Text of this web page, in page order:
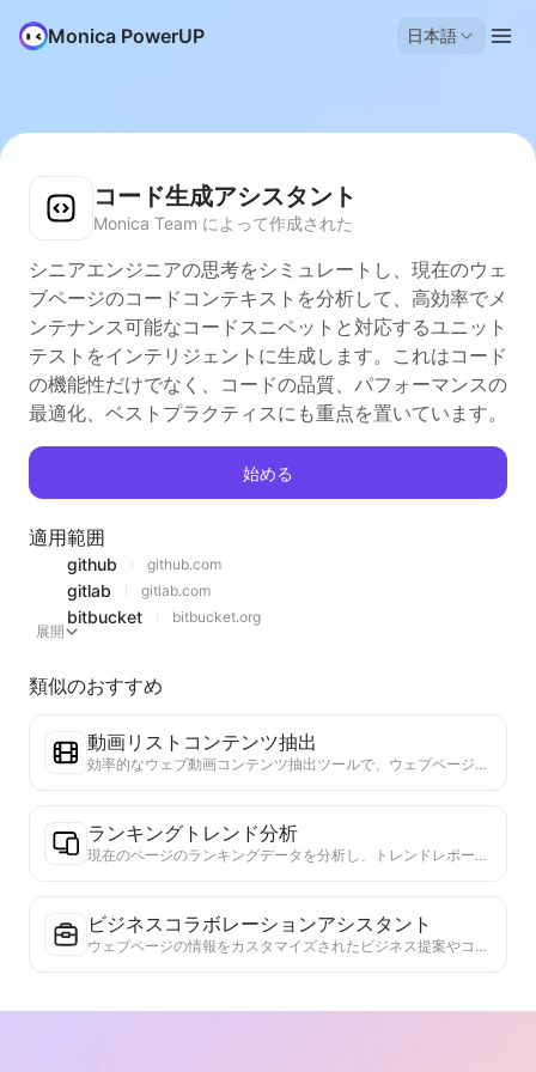
Monica PowerUP 日本語
コード生成アシスタント
Monica Team によって作成された
シニアエンジニアの思考をシミュレートし、現在のウェ
ブページのコードコンテキストを分析して、高効率でメ
ンテナンス可能なコードスニペットと対応するユニット
テストをインテリジェントに生成します。これはコード
の機能性だけでなく、コードの品質、パフォーマンスの
最適化、ベストプラクティスにも重点を置いています。
始める
適用範囲
github github.com
gitlab gitlab.com
bitbucket
bitbucket.org
展開
類似のおすすめ
動画リストコンテンツ抽出
効率的なウェブ動画コンテンツ抽出ツールで、ウェブページを迅速にスキャンし、動画情報を構造化されたMarkdownテーブルに整理します。
ランキングトレンド分析
現在のページのランキングデータを分析し、トレンドレポートを生成します。人気のカテゴリ、急成長している製品タイプ、新興技術を特定します。最新の製品トレンドと市場動向を理解するための即時市場インサイトを提供します。
ビジネスコラボレーションアシスタント
ウェブページの情報をカスタマイズされたビジネス提案やコラボレーションメッセージに変換し、既成のテンプレートとフォローガイドを提供して、協力プロセスを簡素化します。
論文テーマアシスタント